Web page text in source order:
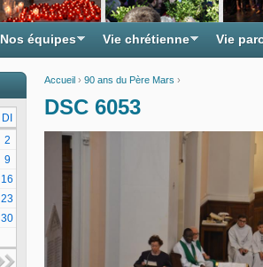
Accueil › 90 ans du Père Mars ›
DSC 6053
Nos équipes Vie chrétienne Vie
DI
2
9
16
23
30